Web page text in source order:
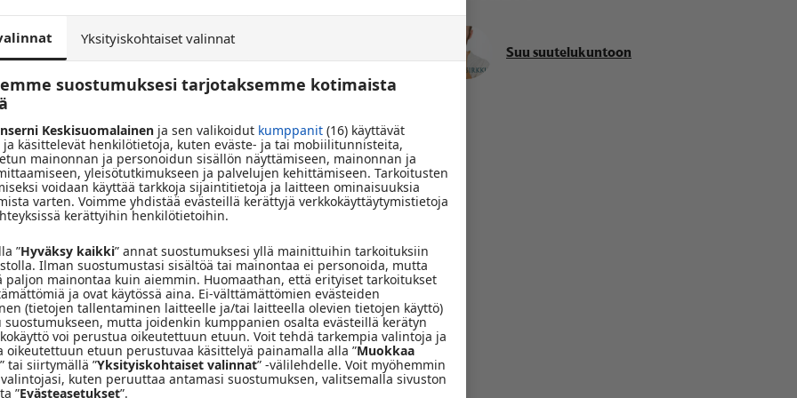
hauskimpaan
voisi mennä pieleen? ”Perhe edellä puuhun” on uusi ja
vaikka sitten väkisin.
voittaa liput kahdelle Perhe edellä puuhun -
aikana.
Radio Keskisuomalaisen aamupäivässä (ma-pe klo 6-11)
Suu suutelukuntoon
Yksityiskohtaiset valinnat
suostumuksesi tarjotaksemme kotimaista
Keskisuomalainen ja sen valikoidut kumppanit (16) käyttävät
ja käsittelevät henkilötietoja, kuten eväste- ja tai mobiilitunnisteita,
mainonnan ja personoidun sisällön näyttämiseen, mainonnan ja
yleisötutkimukseen ja palvelujen kehittämiseen. Tarkoitusten
voidaan käyttää tarkkoja sijaintitietoja ja laitteen ominaisuuksia
varten. Voimme yhdistää evästeillä kerättyjä verkkokäyttäytymistietoja
kerättyihin henkilötietoihin.
”Hyväksy kaikki” annat suostumuksesi yllä mainittuihin tarkoituksiin
Ilman suostumustasi sisältöä tai mainontaa ei personoida, mutta
paljon mainontaa kuin aiemmin. Huomaathan, että erityiset tarkoitukset
ja ovat käytössä aina. Ei-välttämättömien evästeiden
(tietojen tallentaminen laitteelle ja/tai laitteella olevien tietojen käyttö)
suostumukseen, mutta joidenkin kumppanien osalta evästeillä kerätyn
voi perustua oikeutettuun etuun. Voit tehdä tarkempia valintoja ja
oikeutettuun etuun perustuvaa käsittelyä painamalla alla ”Muokkaa
” tai siirtymällä ”Yksityiskohtaiset valinnat” -välilehdelle. Voit myöhemmin
kuten peruuttaa antamasi suostumuksen, valitsemalla sivuston
”Evästeasetukset”.